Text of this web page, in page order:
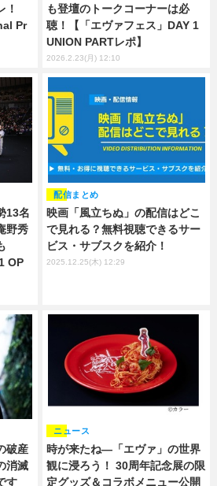
！
Pr
も登壇のトークコーナーは必
聴！【「エヴァフェス」DAY 1
UNION PARTレポ】
2026.2.23(月) 12:10
13名
野秀
OP
映画「風立ちぬ」の配信はどこ
で見れる？無料視聴できるサー
ビス・サブスクを紹介！
配信まとめ
2025.12.25(木) 12:29
破産
消滅
す
時が来たね―「エヴァ」の世界
観に浸ろう！ 30周年記念展の限
定グッズ＆コラボメニュー公開
ニュース